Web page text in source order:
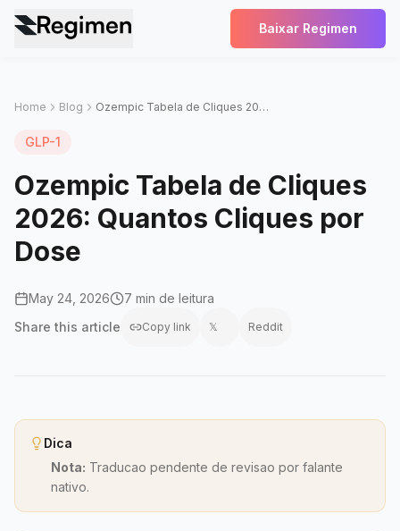
Baixar Regimen
Home Blog Ozempic Tabela de Cliques 2026: Quantos Cliques por Dose
GLP-1
Ozempic Tabela de Cliques
2026: Quantos Cliques por
Dose
May 24, 2026
7 min de leitura
Share this article Copy link 𝕏 Reddit
Dica
Nota: Traducao pendente de revisao por falante
nativo.